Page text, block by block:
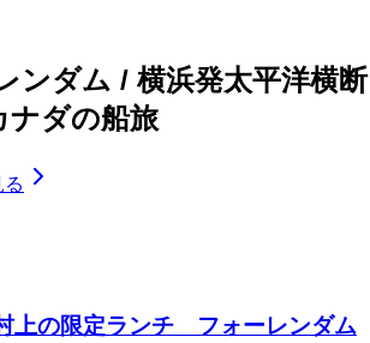
ンダム / 横浜発太平洋横断
ナダの船旅
上の限定ランチ フォーレンダム